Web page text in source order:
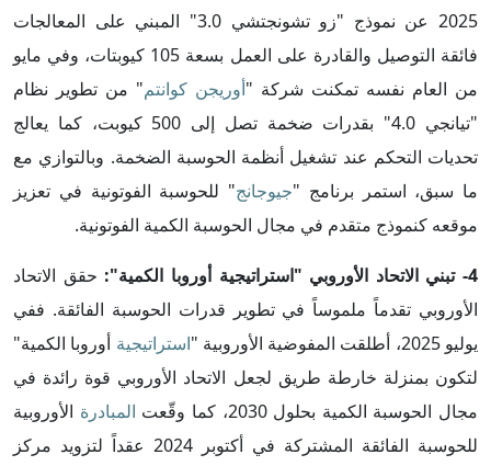
2025 عن نموذج "زو تشونجتشي 3.0" المبني على المعالجات
فائقة التوصيل والقادرة على العمل بسعة 105 كيوبتات، وفي مايو
من العام نفسه تمكنت شركة "أوريجن كوانتم" من تطوير نظام
"تيانجي 4.0" بقدرات ضخمة تصل إلى 500 كيوبت، كما يعالج
تحديات التحكم عند تشغيل أنظمة الحوسبة الضخمة. وبالتوازي مع
ما سبق، استمر برنامج "جيوجانج" للحوسبة الفوتونية في تعزيز
موقعه كنموذج متقدم في مجال الحوسبة الكمية الفوتونية.
4- تبني الاتحاد الأوروبي "استراتيجية أوروبا الكمية":
حقق الاتحاد
الأوروبي تقدماً ملموساً في تطوير قدرات الحوسبة الفائقة. ففي
يوليو 2025، أطلقت المفوضية الأوروبية "
استراتيجية أوروبا الكمية"
لتكون بمنزلة خارطة طريق لجعل الاتحاد الأوروبي قوة رائدة في
مجال الحوسبة الكمية بحلول 2030، كما وقّعت
المبادرة الأوروبية
للحوسبة الفائقة المشتركة في أكتوبر 2024 عقداً لتزويد مركز